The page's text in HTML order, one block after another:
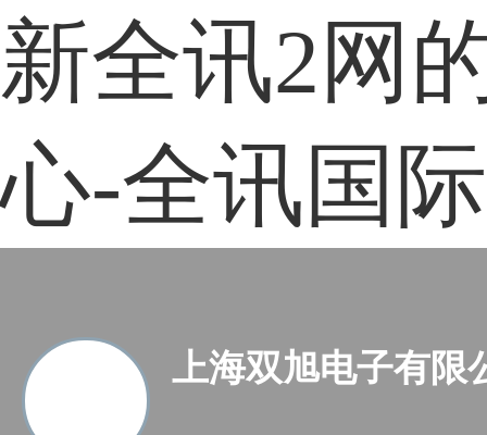
新全讯2网
心-全讯国际
上海双旭电子有限